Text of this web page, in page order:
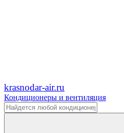
krasnodar-air.ru
Кондиционеры и вентиляция